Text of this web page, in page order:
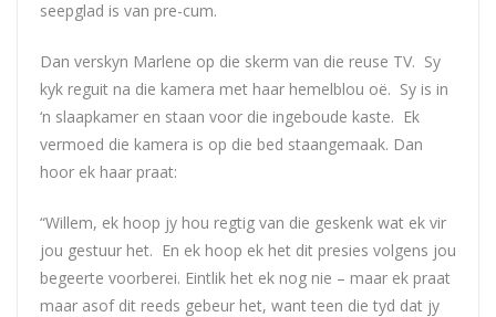
seepglad is van pre-cum.
Dan verskyn Marlene op die skerm van die reuse TV. Sy
kyk reguit na die kamera met haar hemelblou oë. Sy is in
‘n slaapkamer en staan voor die ingeboude kaste. Ek
vermoed die kamera is op die bed staangemaak. Dan
hoor ek haar praat:
“Willem, ek hoop jy hou regtig van die geskenk wat ek vir
jou gestuur het. En ek hoop ek het dit presies volgens jou
begeerte voorberei. Eintlik het ek nog nie – maar ek praat
maar asof dit reeds gebeur het, want teen die tyd dat jy